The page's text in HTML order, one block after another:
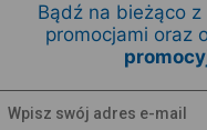
Bądź na bieżąco
promocjami oraz